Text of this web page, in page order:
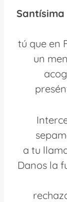
tú que en
un
a tu
Danos la